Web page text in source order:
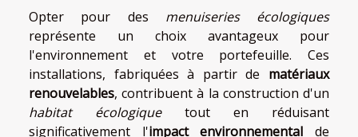
Opter pour des menuiseries écologiques
représente un choix avantageux pour
l'environnement et votre portefeuille. Ces
installations, fabriquées à partir de matériaux
renouvelables, contribuent à la construction d'un
habitat écologiquetout en réduisant
significativement l'impact environnemental de